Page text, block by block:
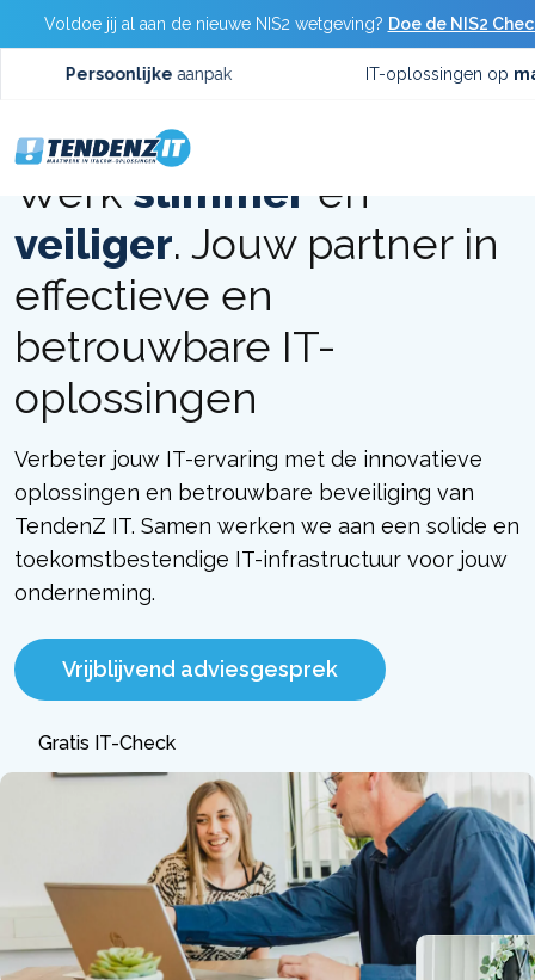
Voldoe jij al aan de nieuwe NIS2 wetgeving? Doe de NIS2
Persoonlijkeaanpak IT-oplossingen opmaat
Werk slimmer en
veiliger. Jouw partner in
effectieve en
betrouwbare IT-
oplossingen
Verbeter jouw IT-ervaring met de innovatieve
oplossingen en betrouwbare beveiliging van
TendenZ IT. Samen werken we aan een solide en
toekomstbestendige IT-infrastructuur voor jouw
onderneming.
Vrijblijvend adviesgesprek
Gratis IT-Check